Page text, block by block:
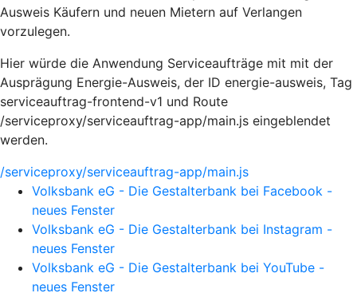
Ausweis Käufern und neuen Mietern auf Verlangen
vorzulegen.
Hier würde die Anwendung Serviceaufträge mit mit der
Ausprägung Energie-Ausweis, der ID energie-ausweis, Tag
serviceauftrag-frontend-v1 und Route
/serviceproxy/serviceauftrag-app/main.js eingeblendet
werden.
/serviceproxy/serviceauftrag-app/main.js
Volksbank eG - Die Gestalterbank bei Facebook -
neues Fenster
Volksbank eG - Die Gestalterbank bei Instagram -
neues Fenster
Volksbank eG - Die Gestalterbank bei YouTube -
neues Fenster